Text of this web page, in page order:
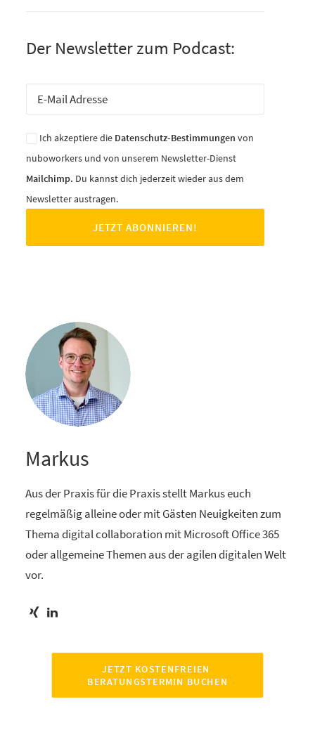
Der Newsletter zum Podcast:
Ich akzeptiere die Datenschutz-Bestimmungen von
nuboworkers und von unserem Newsletter-Dienst
Mailchimp. Du kannst dich jederzeit wieder aus dem
Newsletter austragen.
Markus
Aus der Praxis für die Praxis stellt Markus euch
regelmäßig alleine oder mit Gästen Neuigkeiten zum
Thema digital collaboration mit Microsoft Office 365
oder allgemeine Themen aus der agilen digitalen Welt
vor.
JETZT KOSTENFREIEN
BERATUNGSTERMIN BUCHEN